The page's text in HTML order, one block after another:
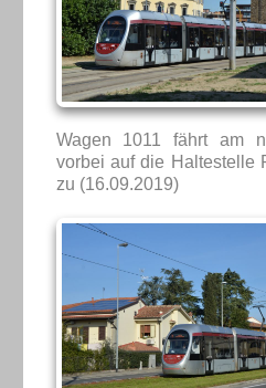
Wagen 1011 fährt am
vorbei auf die Haltestelle
zu (16.09.2019)